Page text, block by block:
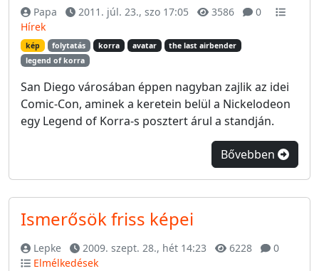
Papa 2011. júl. 23., szo 17:05 3586
0
Hírek
kép folytatás korra avatar
the last airbender
legend of korra
San Diego városában éppen nagyban zajlik az idei
Comic-Con, aminek a keretein belül a Nickelodeon
egy Legend of Korra-s posztert árul a standján.
Bővebben
Ismerősök friss képei
Lepke 2009. szept. 28., hét 14:23 6228
0
Elmélkedések